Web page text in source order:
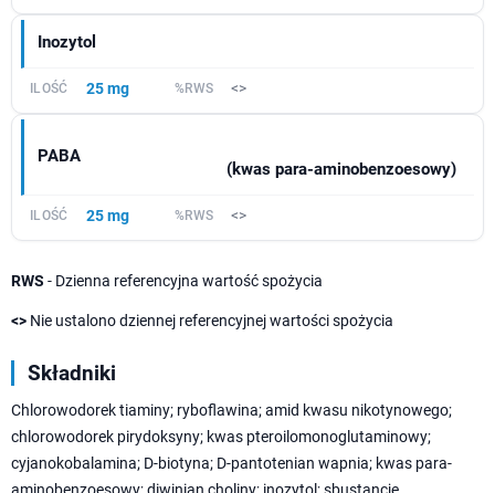
Inozytol
25 mg <>
PABA
(kwas para-aminobenzoesowy)
25 mg <>
RWS - Dzienna referencyjna wartość spożycia
<> Nie ustalono dziennej referencyjnej wartości spożycia
Składniki
Chlorowodorek tiaminy; ryboflawina; amid kwasu nikotynowego;
chlorowodorek pirydoksyny; kwas pteroilomonoglutaminowy;
cyjanokobalamina; D-biotyna; D-pantotenian wapnia; kwas para-